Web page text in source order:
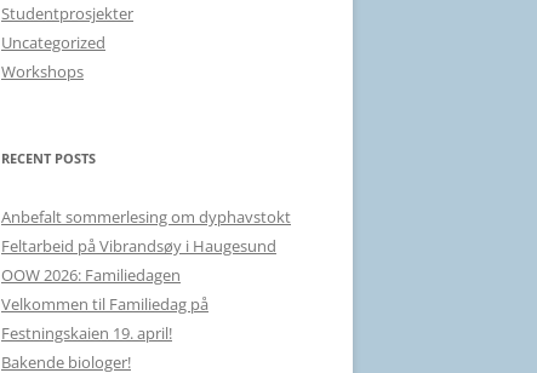
Studentprosjekter
Uncategorized
Workshops
RECENT POSTS
Anbefalt sommerlesing om dyphavstokt
Feltarbeid på Vibrandsøy i Haugesund
OOW 2026: Familiedagen
Velkommen til Familiedag på
Festningskaien 19. april!
Bakende biologer!